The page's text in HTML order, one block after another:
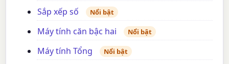
Sắp xếp số Nổi bật
Máy tính căn bậc hai Nổi bật
Máy tính Tổng Nổi bật